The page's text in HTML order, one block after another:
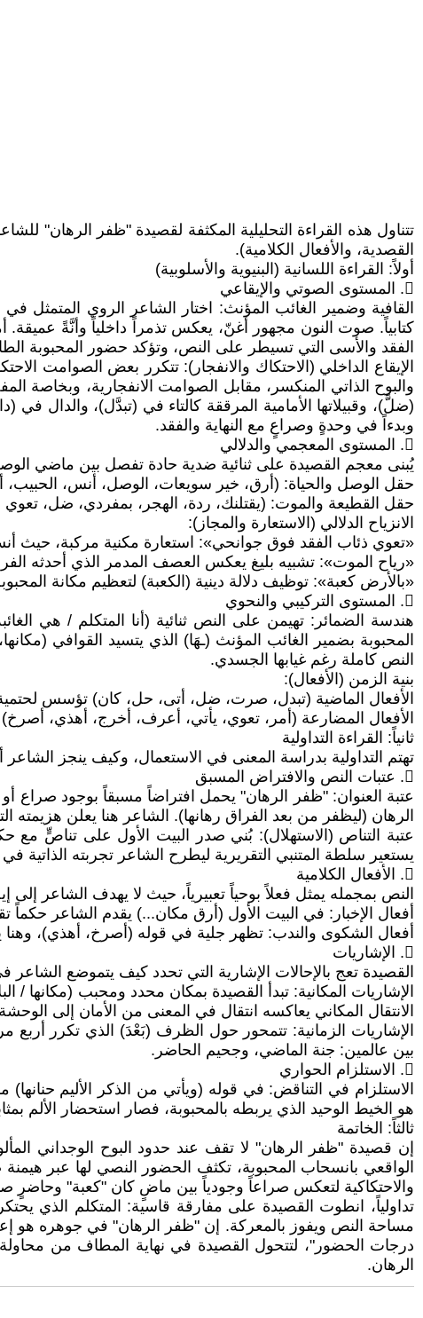
​تتناول هذه القراءة التحليلية المكثفة لقصيدة "ظفر الرهان"
القصدية، والأفعال الكلامية).
​أولاً: القراءة اللسانية (البنيوية والأسلوبية)
𔁯. المستوى الصوتي والإيقاعي
​القافية وضمير الغائب المؤنث: اختار الشاعر الروي المتمثل
كتابياً. صوت النون مجهور أغنّ، يعكس تذمراً داخلياً وأنَّةً عميقة.
الفقد والأسى التي تسيطر على النص، وتؤكد حضور المحبوبة
​الإيقاع الداخلي (الاحتكاك والانفجار): تتكرر بعض الصوامت
والبوح الذاتي المنكسر، مقابل الصوامت الانفجارية،
(ضلَّ)، وقبيلاتها الأمامية المرققة كالتاء في (تبدَّل)، والدال في
وبدءاً في وحدةٍ وصراعٍ مع النهاية والفقد.
𔁰. المستوى المعجمي والدلالي
يُبنى معجم القصيدة على ثنائية ضدية حادة تفصل بين ماضي
​حقل الوصل والحياة: (أرق، خير سويعات، الوصل، أنس، الحبيب،
​حقل القطيعة والموت: (يقتلنك، ردة، الهجر، بمفردي، ضل، تعوي
​الانزياح الدلالي (الاستعارة والمجاز):
​«تعوي ذئاب الفقد فوق جوانحي»: استعارة مكنية مركبة، حيث
​«رياح الموت»: تشبيه بليغ يعكس العصف المدمر الذي أحدثه
​«بالأرض كعبة»: توظيف دلالة دينية (الكعبة) لتعظيم مكانة
𔁱. المستوى التركيبي والنحوي
​هندسة الضمائر: تهيمن على النص ثنائية (أنا المتكلم / هي
المحبوبة بضمير الغائب المؤنث (ـهَا) الذي يتسيد القوافي (مكانها،
النص كاملة رغم غيابها الجسدي.
​بنية الزمن (الأفعال):
​الأفعال الماضية (تبدل، صرت، ضل، أتى، حل، كان) تؤسس
​الأفعال المضارعة (أمر، تعوي، يأتي، أعرف، أخرج، أهذي،
​ثانياً: القراءة التداولية
​تهتم التداولية بدراسة المعنى في الاستعمال، وكيف ينجز
𔁯. عتبات النص والافتراض المسبق
​عتبة العنوان: "ظفر الرهان" يحمل افتراضاً مسبقاً بوجود صراع
الرهان (ليظفر من بعد الفراق رهانها). الشاعر هنا يعلن هزيمته
​عتبة التناص (الاستهلال): بُني صدر البيت الأول على تناصٍّ
يستعير سلطة المتنبي التقريرية ليطرح الشاعر تجربته الذاتية
𔁰. الأفعال الكلامية
النص بمجمله يمثل فعلاً بوحياً تعبيرياً، حيث لا يهدف الشاعر إلى
​أفعال الإخبار: في البيت الأول (أرق مكان...) يقدم الشاعر حكماً
​أفعال الشكوى والندب: تظهر جلية في قوله (أصرخ، أهذي)، وهنا
𔁱. الإشاريات
القصيدة تعج بالإحالات الإشارية التي تحدد كيف يتموضع
​الإشاريات المكانية: تبدأ القصيدة بمكان محدد ومحبب (مكانها /
الانتقال المكاني يعاكسه انتقال في المعنى من الأمان إلى
​الإشاريات الزمانية: تتمحور حول الظرف (بَعْدَ) الذي تكرر
بين عالمين: جنة الماضي، وجحيم الحاضر.
𔁲. الاستلزام الحواري
​الاستلزام في التناقض: في قوله (ويأتي من الذكر الأليم حنانها)
هو الخيط الوحيد الذي يربطه بالمحبوبة، فصار استحضار الألم
​ثالثاً: الخاتمة
​إن قصيدة "ظفر الرهان" لا تقف عند حدود البوح الوجداني
الواقعي بانسحاب المحبوبة، تكثف الحضور النصي لها عبر
والاحتكاكية لتعكس صراعاً وجودياً بين ماضٍ كان "كعبة" وحاضرٍ
​تداولياً، انطوت القصيدة على مفارقة قاسية: المتكلم الذي
مساحة النص ويفوز بالمعركة. إن "ظفر الرهان" في جوهره هو
درجات الحضور"، لتتحول القصيدة في نهاية المطاف من محاولة
الرهان.